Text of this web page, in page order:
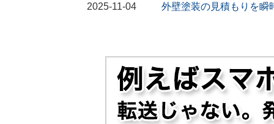
2025-11-04
外壁塗装の見積もりを瞬